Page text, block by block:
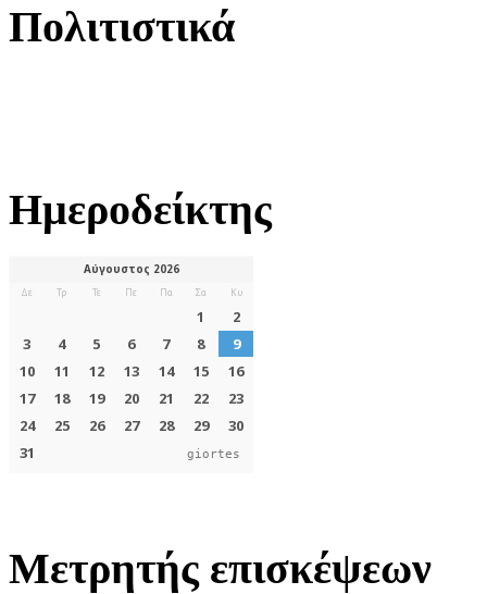
Πολιτιστικά
Ημεροδείκτης
giortes
Μετρητής επισκέψεων